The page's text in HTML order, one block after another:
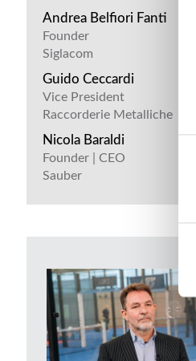
Andrea Belfiori Fanti
Founder
Siglacom
Guido Ceccardi
Vice President
Raccorderie Metalliche
Nicola Baraldi
Founder | CEO
Sauber